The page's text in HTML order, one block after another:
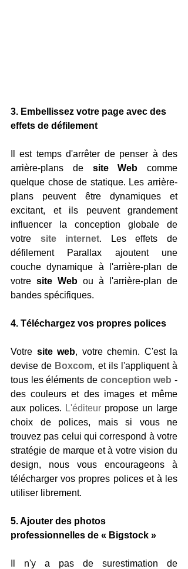
3. Embellissez votre page avec des
effets de défilement
Il est temps d'arrêter de penser à des
arrière-plans de site Web comme
quelque chose de statique. Les arrière-
plans peuvent être dynamiques et
excitant, et ils peuvent grandement
influencer la conception globale de
votre site internet. Les effets de
défilement Parallax ajoutent une
couche dynamique à l'arrière-plan de
votre site Web ou à l'arrière-plan de
bandes spécifiques.
4. Téléchargez vos propres polices
Votre site web, votre chemin. C'est la
devise de Boxcom, et ils l'appliquent à
tous les éléments de conception web -
des couleurs et des images et même
aux polices. L'éditeur propose un large
choix de polices, mais si vous ne
trouvez pas celui qui correspond à votre
stratégie de marque et à votre vision du
design, nous vous encourageons à
télécharger vos propres polices et à les
utiliser librement.
5. Ajouter des photos
professionnelles de « Bigstock »
Il n'y a pas de surestimation de